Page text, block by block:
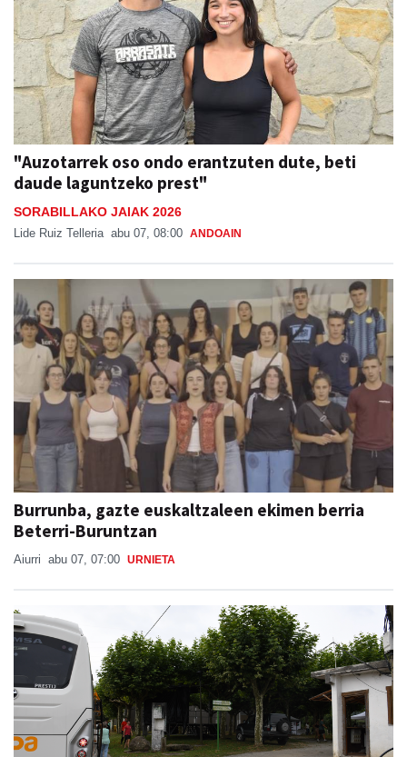
"Auzotarrek oso ondo erantzuten dute, beti
daude laguntzeko prest"
SORABILLAKO JAIAK 2026
Lide Ruiz Telleria abu 07, 08:00 ANDOAIN
Burrunba, gazte euskaltzaleen ekimen berria
Beterri-Buruntzan
Aiurri abu 07, 07:00 URNIETA